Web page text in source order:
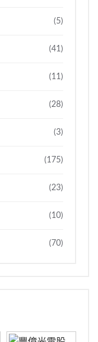
(5)
(41)
(11)
(28)
(3)
(175)
(23)
(10)
(70)